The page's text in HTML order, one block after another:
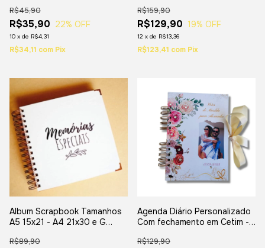
R$35,90
R$45,90
22% OFF
10 x de R$4,31
R$34,11 com Pix
R$129,90
R$159,90
19% OFF
12 x de R$13,36
R$123,41 com Pix
Album Scrapbook Tamanhos
A5 15x21 - A4 21x30 e G
R$89,90
Agenda Diário Personalizado
Com fechamento em Cetim -
R$129,90